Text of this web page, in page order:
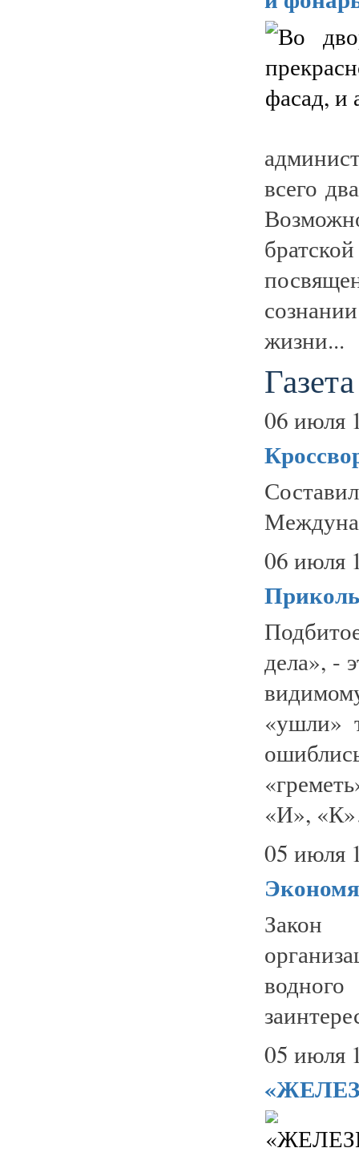
всего
жизни...
06 июля
06 июля
дела», -
«ушли»
«И»,
05 июля
Закон
05 июля